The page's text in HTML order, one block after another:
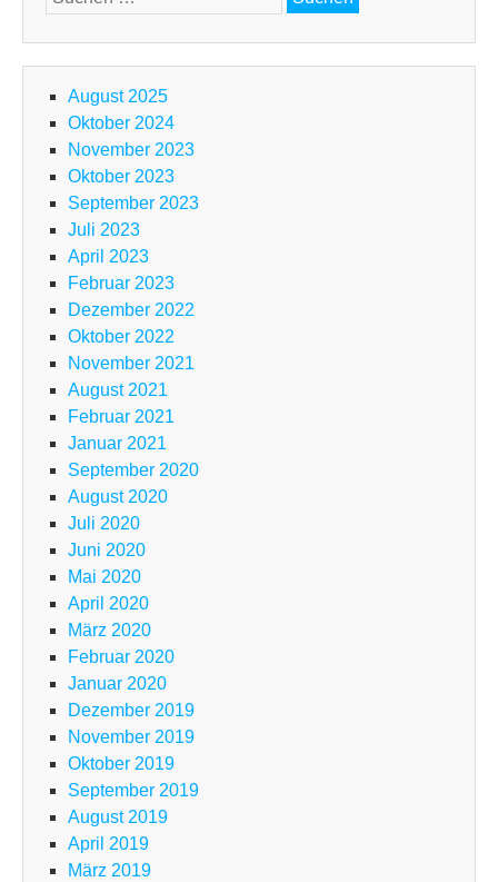
nach:
August 2025
Oktober 2024
November 2023
Oktober 2023
September 2023
Juli 2023
April 2023
Februar 2023
Dezember 2022
Oktober 2022
November 2021
August 2021
Februar 2021
Januar 2021
September 2020
August 2020
Juli 2020
Juni 2020
Mai 2020
April 2020
März 2020
Februar 2020
Januar 2020
Dezember 2019
November 2019
Oktober 2019
September 2019
August 2019
April 2019
März 2019